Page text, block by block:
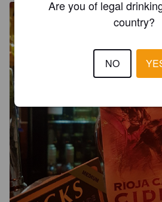
Are you of legal
country?
NO